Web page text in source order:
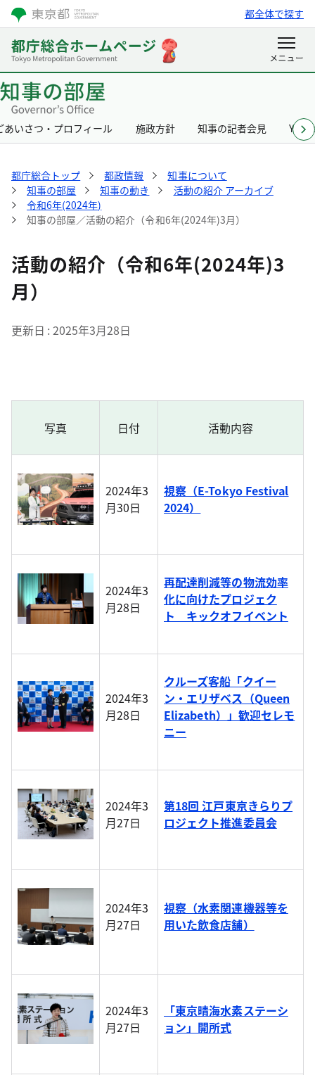
都全体で探す
あいさつ・プロフィール 施政方針 知事の記者会見
都庁総合トップ 都政情報
知事について
知事の部屋
知事の動き
活動の紹介 アーカイブ
令和6年(2024年)
知事の部屋／活動の紹介（令和6年(2024年)3月）
活動の紹介（令和6年(2024年)3
月）
更新日 2025年3月28日
写真 日付 活動内容
2024年3
月30日
視察（E-Tokyo Festival
2024）
2024年3
月28日
再配達削減等の物流効率
化に向けたプロジェク
ト キックオフイベント
2024年3
月28日
クルーズ客船「クイー
ン・エリザベス（Queen
Elizabeth）」歓迎セレモ
ニー
2024年3
月27日
第18回 江戸東京きらりプ
ロジェクト推進委員会
2024年3
月27日
視察（水素関連機器等を
用いた飲食店舗）
2024年3
月27日
「東京晴海水素ステーシ
ョン」開所式